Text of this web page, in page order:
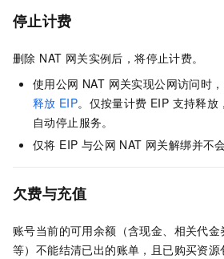
停止计费
删除 NAT 网关实例后，将停止计费。
使用公网 NAT 网关实现公网访问时
释放 EIP。仅按量计费 EIP 支持释
自动停止服务。
仅将 EIP 与公网 NAT 网关解绑并不
欠费与充值
账号当前的可用余额（含现金、相关代
等）不能结清已出的账单，且已购买资